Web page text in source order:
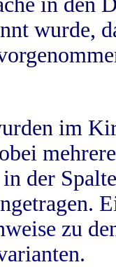
wurde,
im
der
zu